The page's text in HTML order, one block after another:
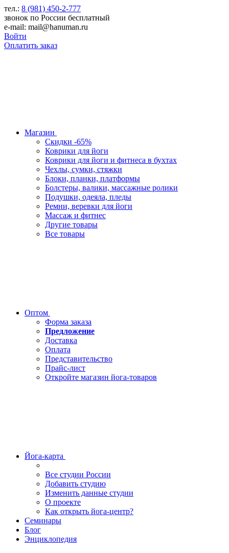
тел.: 8 (981) 450-2-777
звонок по России бесплатный
e-mail: mail@hanuman.ru
Войти
Оплатить заказ
Магазин
Скидки -65%
Коврики для йоги
Коврики для йоги и фитнеса в бухтах
Чехлы, сумки, стяжки
Блоки, планки, платформы
Болстеры, валики, массажные ролики
Подушки, одеяла, пледы
Ремни, веревки для йоги
Массаж и фитнес
Другие товары
Все товары
Оптом
Форма заказа
Предложение
Доставка
Оплата
Представительство
Прайс-лист
Откройте магазин йога-товаров
Йога-карта
Все студии России
Добавить студию
Изменить данные студии
О проекте
Как открыть йога-центр?
Семинары
Блог
Энциклопедия